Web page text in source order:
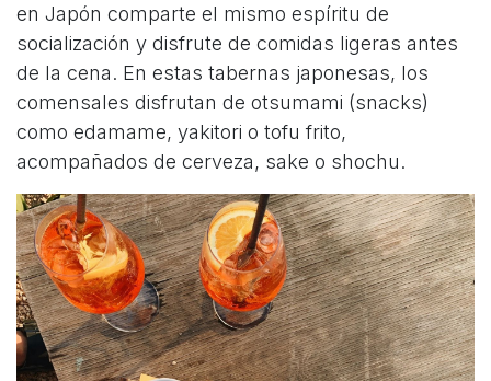
en Japón comparte el mismo espíritu de
socialización y disfrute de comidas ligeras antes
de la cena. En estas tabernas japonesas, los
comensales disfrutan de otsumami (snacks)
como edamame, yakitori o tofu frito,
acompañados de cerveza, sake o shochu.